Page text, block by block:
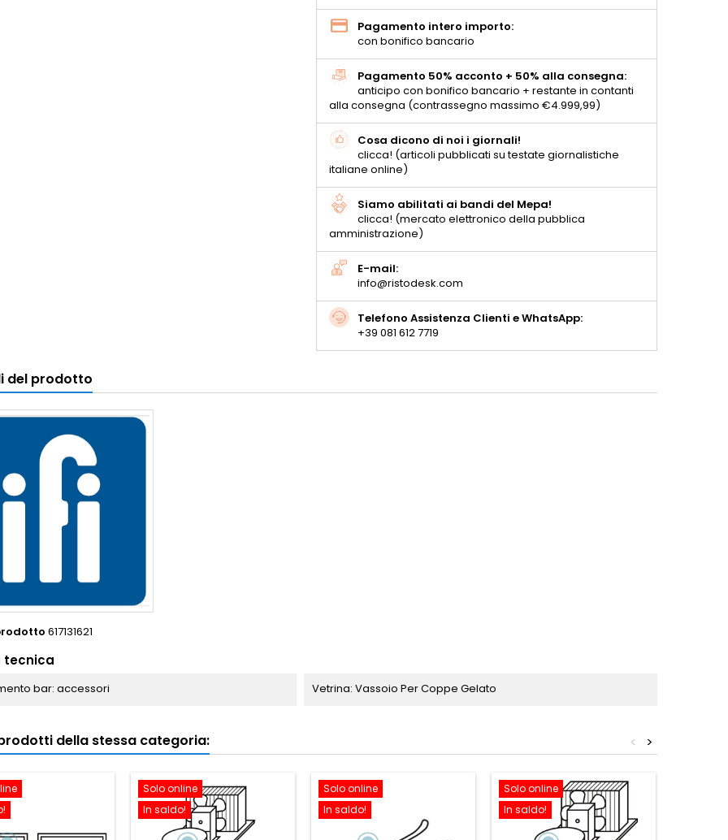
Pagamento intero importo:
con bonifico bancario
Pagamento 50% acconto + 50% alla consegna:
anticipo con bonifico bancario + restante in contanti
alla consegna (contrassegno massimo €4.999,99)
Cosa dicono di noi i giornali!
clicca! (articoli pubblicati su testate giornalistiche
italiane online)
Siamo abilitati ai bandi del Mepa!
clicca! (mercato elettronico della pubblica
amministrazione)
E-mail:
info@ristodesk.com
Telefono Assistenza Clienti e WhatsApp:
+39 081 612 7719
del prodotto
617131621
tecnica
bar: accessori Vetrina: Vassoio Per Coppe Gelato
della stessa categoria: >
<
Solo online
In saldo!
Solo online
In saldo!
Solo online
In saldo!